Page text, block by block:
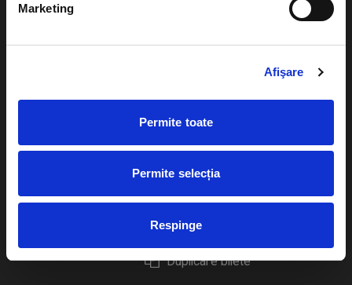
Marketing
Afişare
Permite toate
Permite selecția
Respinge
Cum comand bilete?
Plata online sau cash
eBilet printat acasa
Livrare prin curier
Returnare bilete
Duplicare bilete
Evenimente
festivaluri
Pentru copii